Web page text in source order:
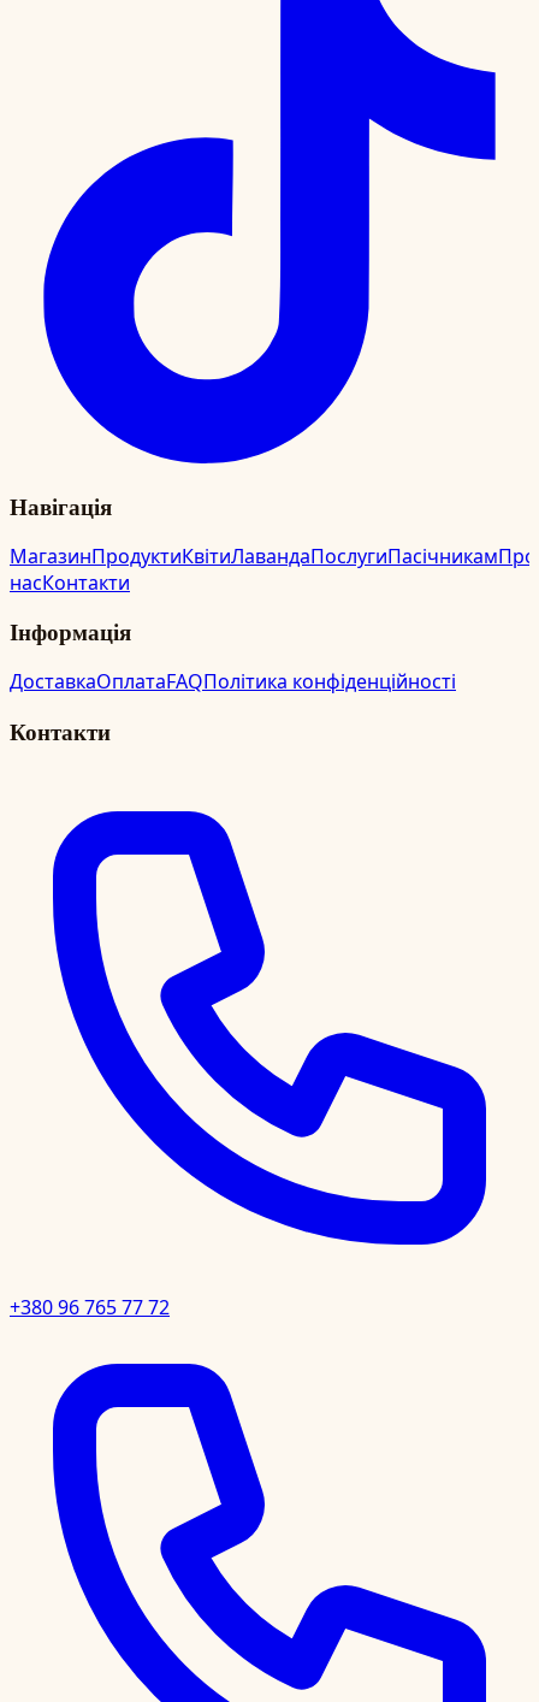
Навігація
МагазинПродуктиКвітиЛавандаПослугиПасічникамПро
насКонтакти
Інформація
ДоставкаОплатаFAQПолітика конфіденційності
Контакти
+380 96 765 77 72